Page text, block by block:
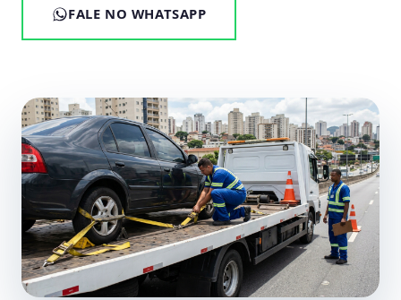
FALE NO WHATSAPP